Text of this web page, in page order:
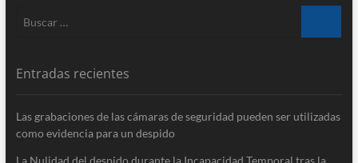
Entradas recientes
Las grabaciones de las cámaras de seguridad pueden ser utilizadas
como evidencia para un despido
La Nulidad del despido durante la Incapacidad Temporal tras la